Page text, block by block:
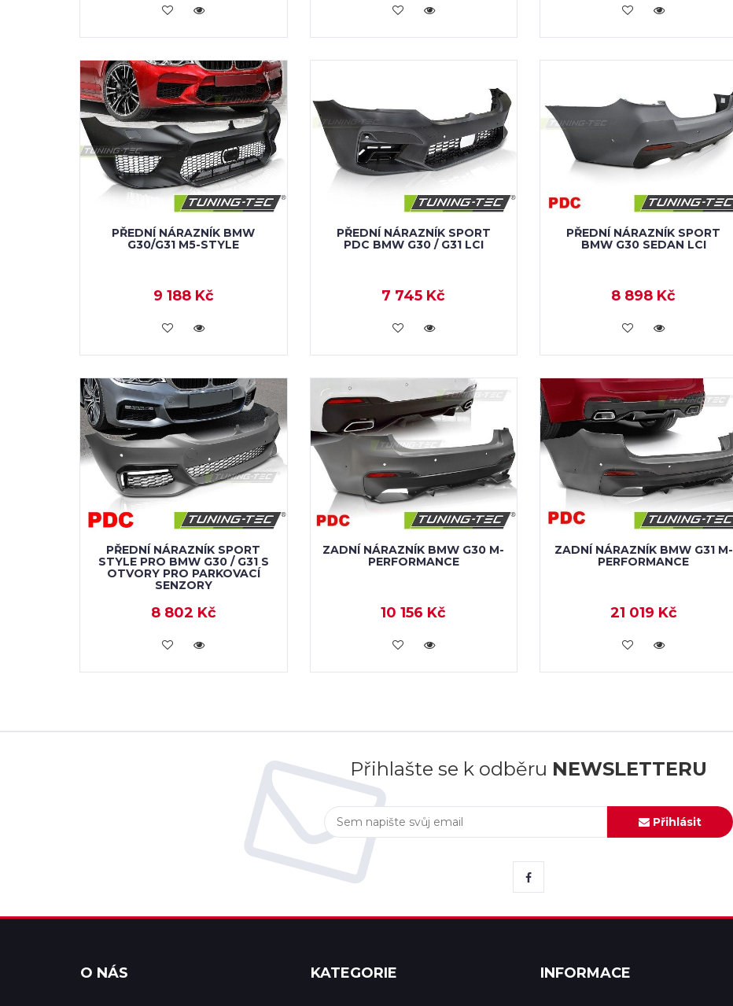
KOUPIT KOUPIT KOUPIT
PŘEDNÍ NÁRAZNÍK BMW
G30/G31 M5-STYLE
9 188 Kč
KOUPIT
PŘEDNÍ NÁRAZNÍK SPORT
PDC BMW G30 / G31 LCI
7 745 Kč
KOUPIT
PŘEDNÍ NÁRAZNÍK SPORT
BMW G30 SEDAN LCI
8 898 Kč
KOUPIT
PŘEDNÍ NÁRAZNÍK SPORT
STYLE PRO BMW G30 / G31 S
OTVORY PRO PARKOVACÍ
SENZORY
8 802 Kč
KOUPIT
ZADNÍ NÁRAZNÍK BMW G30 M-
PERFORMANCE
10 156 Kč
KOUPIT
ZADNÍ NÁRAZNÍK BMW G31 M-
PERFORMANCE
21 019 Kč
KOUPIT
Přihlašte se k odběru NEWSLETTERU
Přihlásit
O NÁS KATEGORIE INFORMACE